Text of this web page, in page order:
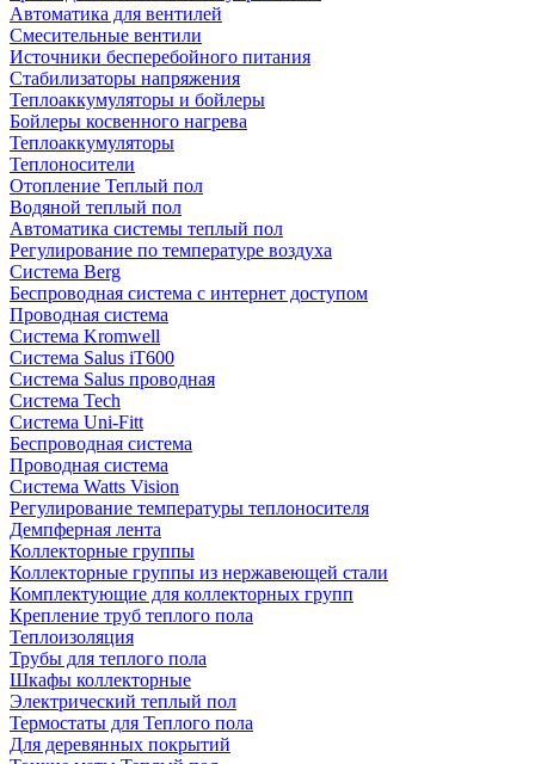
Автоматика для вентилей
Смесительные вентили
Источники бесперебойного питания
Стабилизаторы напряжения
Теплоаккумуляторы и бойлеры
Бойлеры косвенного нагрева
Теплоаккумуляторы
Теплоносители
Отопление Теплый пол
Водяной теплый пол
Автоматика системы теплый пол
Регулирование по температуре воздуха
Система Berg
Беспроводная система с интернет доступом
Проводная система
Система Kromwell
Система Salus iT600
Система Salus проводная
Система Tech
Система Uni-Fitt
Беспроводная система
Проводная система
Система Watts Vision
Регулирование температуры теплоносителя
Демпферная лента
Коллекторные группы
Коллекторные группы из нержавеющей стали
Комплектующие для коллекторных групп
Крепление труб теплого пола
Теплоизоляция
Трубы для теплого пола
Шкафы коллекторные
Электрический теплый пол
Термостаты для Теплого пола
Для деревянных покрытий